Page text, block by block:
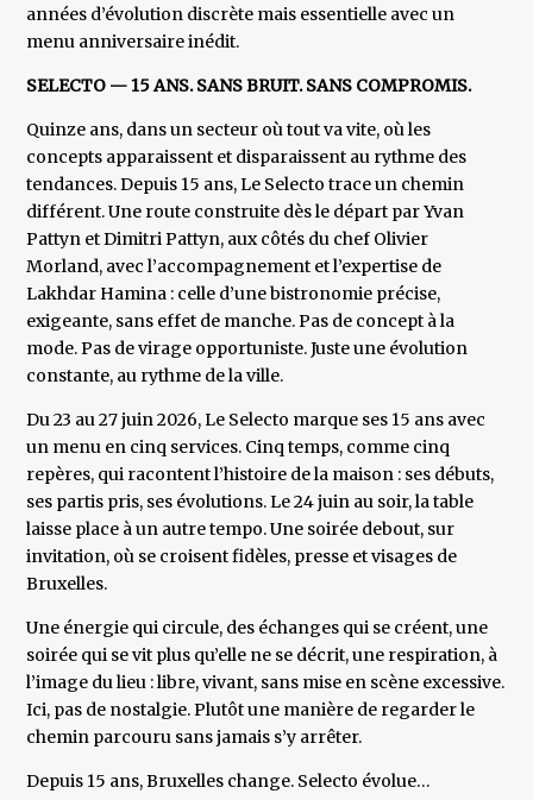
années d’évolution discrète mais essentielle avec un
menu anniversaire inédit.
SELECTO — 15 ANS. SANS BRUIT. SANS COMPROMIS.
Quinze ans, dans un secteur où tout va vite, où les
concepts apparaissent et disparaissent au rythme des
tendances. Depuis 15 ans, Le Selecto trace un chemin
différent. Une route construite dès le départ par Yvan
Pattyn et Dimitri Pattyn, aux côtés du chef Olivier
Morland, avec l’accompagnement et l’expertise de
Lakhdar Hamina : celle d’une bistronomie précise,
exigeante, sans effet de manche. Pas de concept à la
mode. Pas de virage opportuniste. Juste une évolution
constante, au rythme de la ville.
Du 23 au 27 juin 2026, Le Selecto marque ses 15 ans avec
un menu en cinq services. Cinq temps, comme cinq
repères, qui racontent l’histoire de la maison : ses débuts,
ses partis pris, ses évolutions. Le 24 juin au soir, la table
laisse place à un autre tempo. Une soirée debout, sur
invitation, où se croisent fidèles, presse et visages de
Bruxelles.
Une énergie qui circule, des échanges qui se créent, une
soirée qui se vit plus qu’elle ne se décrit, une respiration, à
l’image du lieu : libre, vivant, sans mise en scène excessive.
Ici, pas de nostalgie. Plutôt une manière de regarder le
chemin parcouru sans jamais s’y arrêter.
Depuis 15 ans, Bruxelles change. Selecto évolue…